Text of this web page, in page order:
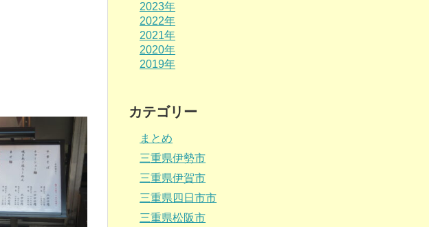
2023年
2022年
2021年
2020年
2019年
カテゴリー
まとめ
三重県伊勢市
三重県伊賀市
三重県四日市市
三重県松阪市